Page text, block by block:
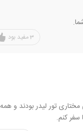
3مفید بود
مختاری تور لیدر بودند و
سفر کنم.